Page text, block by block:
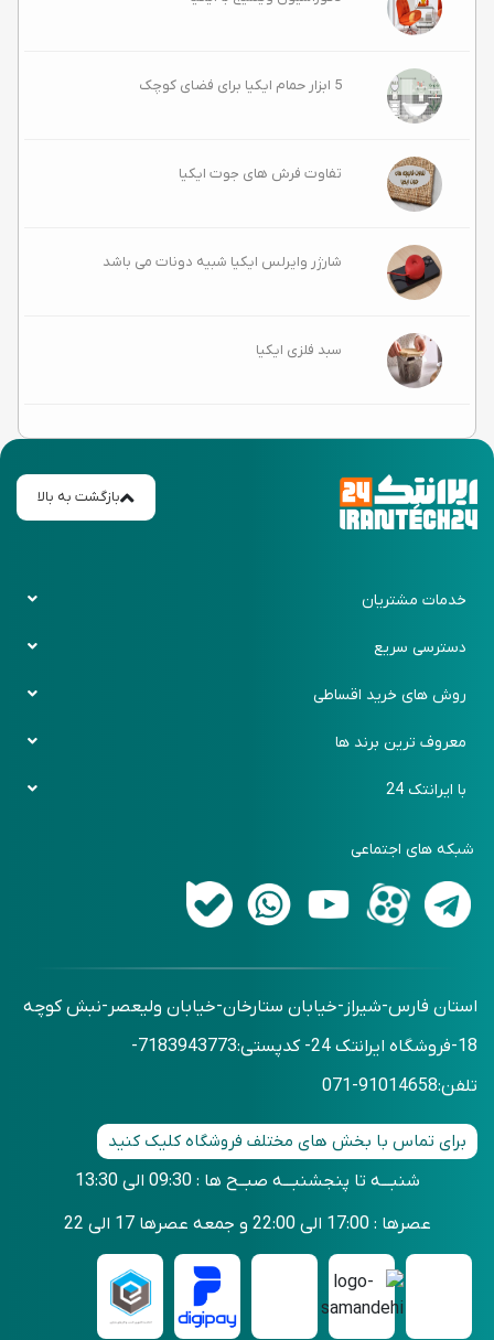
5 ابزار حمام ایکیا برای فضای کوچک
تفاوت فرش های جوت ایکیا
شارژر وایرلس ایکیا شبیه دونات می باشد
سبد فلزی ایکیا
بازگشت به بالا
خدمات مشتریان
روش های ارسال کالا
پرسش های متداول
دسترسی سریع
پیگیری سفارش
فرم برگشت خرید
روش های خرید اقساطی
دیجی پی
اقساطی حضوری
اقساطی بدون ضمانت
معروف ترین برند ها
ایکیا (Ikea)
شیائومی (Xiaomi)
آرکتیک هانتر (Arctic Hunter)
با ایرانتک 24
وبلاگ
شبکه های اجتماعی
استان فارس-شیراز-خیابان ستارخان-خیابان ولیعصر-نبش کوچه
18-فروشگاه ایرانتک 24- کدپستی:7183943773-
تلفن:91014658-071
برای تماس با بخش های مختلف فروشگاه کلیک کنید
شنبـــه تا پنجشنبـــه صبــح ها : 09:30 الی 13:30
عصرها : 17:00 الی 22:00 و جمعه عصرها 17 الی 22